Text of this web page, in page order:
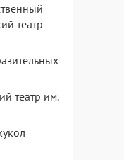
театр
театр им.